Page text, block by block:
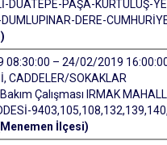
DUATEPE-PAŞA-KURTULUŞ-
DERE-
08:30:00 – 24/02/2019
CADDELER/SOKAKLAR
Çalışması IRMAK
İlçesi)